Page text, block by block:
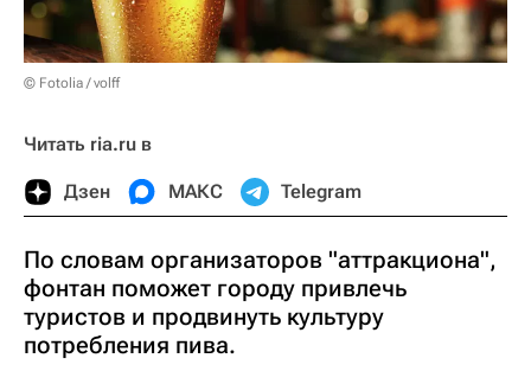
© Fotolia / volff
Читать ria.ru в
Дзен МАКС Telegram
По словам организаторов "аттракциона",
фонтан поможет городу привлечь
туристов и продвинуть культуру
потребления пива.